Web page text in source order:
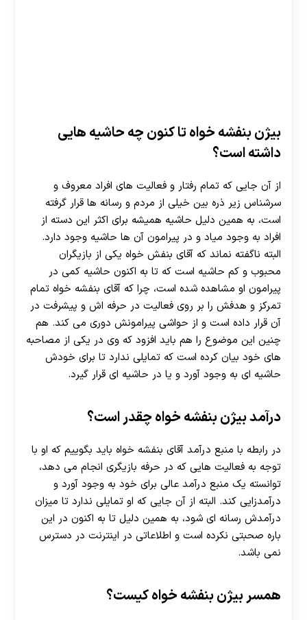
30 تا 50 درصد شارژ هدیه بیشتر فقط با ثبت نام در
هات بت
بیژن بنفشه خواه تا کنون چه حاشیه هایی
داشته است؟
از آن جایی که تمام رفتار و فعالیت‌ های افراد معروف و
سرشناس زیر ذره بین خیلی از مردم و رسانه‌ ها قرار گرفته
است، به همین دلیل حاشیه همیشه برای اکثر این دسته از
افراد به وجود میاد و در پیرامون آن ها حاشیه وجود دارد.
البته ناگفته نماند که آقای بنفش خواه یکی از بازیگران
محبوب و کم حاشیه است که تا به اکنون حاشیه کمی در
پیرامون او مشاهده شده است، چرا که آقای بنفشه خواه تمام
تمرکز و هدفش را بر روی فعالیت در حرفه‌ اش و پیشرفت در
آن قرار داده است و از حواشی پیرامونش دوری می‌ کند. هم
چنین این موضوع را هم باید افزود که وی در یکی از مصاحبه
های خود بیان کرده است که تمایلی ندارد تا برای خودش
حاشیه ای به وجود آورد و یا در حاشیه ای قرار گیرد.
درآمد بیژن بنفشه خواه چقدر است؟
در رابطه با منبع درآمد آقای بنفشه خواه باید بگوییم که او با
توجه به فعالیت هایی که در حرفه بازیگری انجام می دهد،
توانسته یک منبع درآمد عالی برای خود به وجود آورد و
درآمدزایی کند. البته از آن جایی که او تمایلی ندارد تا میزان
درآمدش رسانه‌ ای شود، به همین دلیل تا به اکنون در این
باره صحبتی نکرده است و اطلاعاتی در اینترنت در دسترس
نمی باشد.
همسر بیژن بنفشه خواه کیست؟